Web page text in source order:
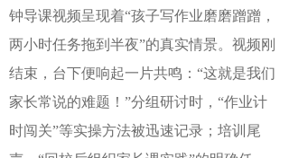
钟导课视频呈现着“孩子写作业磨磨蹭蹭，
两小时任务拖到半夜”的真实情景。视频刚
结束，台下便响起一片共鸣：“这就是我们
家长常说的难题！”分组研讨时，“作业计
时闯关”等实操方法被迅速记录；培训尾